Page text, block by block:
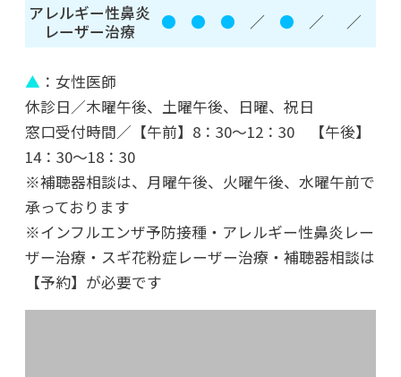
2022年01月31日
横浜キッド
2022年01月14日
2022年 新年のご挨拶
2021年のブログ
2021年11月29日
日々是好日
2021年09月10日
アレルギー性鼻炎
レーザー治療
● ● ● ／ ● ／ ／
▲ ：女性医師
休診日／木曜午後、土曜午後、日曜、祝日
窓口受付時間／【午前】8：30～12：30 【午後】
14：30～18：30
※補聴器相談は、月曜午後、火曜午後、水曜午前で
承っております
※インフルエンザ予防接種・アレルギー性鼻炎レー
ザー治療・スギ花粉症レーザー治療・補聴器相談は
【予約】が必要です